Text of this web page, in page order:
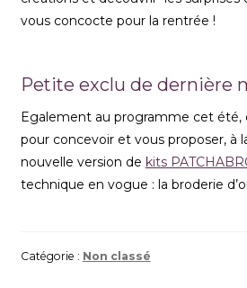
vous concocte pour la rentrée !
Petite exclu de dernière
Egalement au programme cet
pour concevoir et vous proposer, à
nouvelle version de kits
technique en vogue : la broderie
Catégorie : Non classé